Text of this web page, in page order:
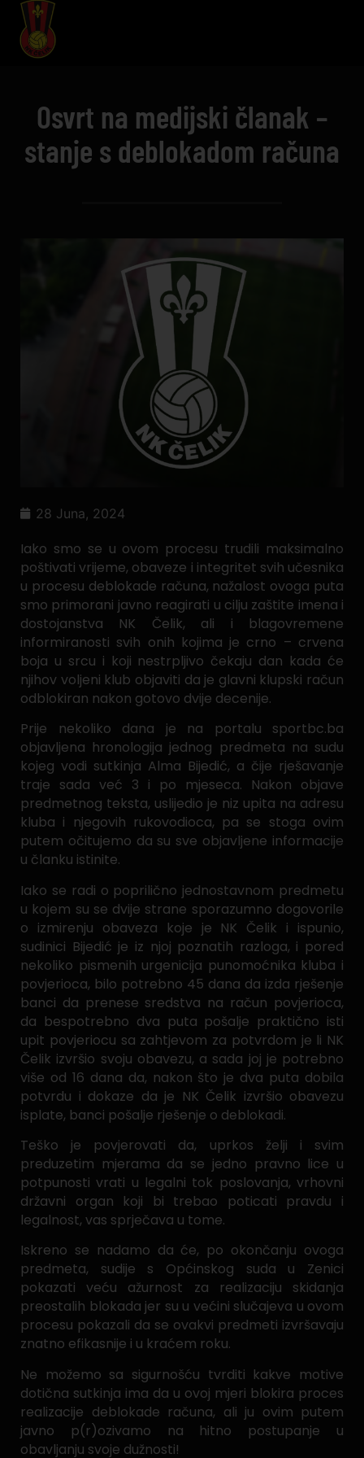
Osvrt na medijski članak –
stanje s deblokadom računa
28 Juna, 2024
Iako smo se u ovom procesu trudili maksimalno
poštivati vrijeme, obaveze i integritet svih učesnika
u procesu deblokade računa, nažalost ovoga puta
smo primorani javno reagirati u cilju zaštite imena i
dostojanstva NK Čelik, ali i blagovremene
informiranosti svih onih kojima je crno – crvena
boja u srcu i koji nestrpljivo čekaju dan kada će
njihov voljeni klub objaviti da je glavni klupski račun
odblokiran nakon gotovo dvije decenije.
Prije nekoliko dana je na portalu sportbc.ba
objavljena hronologija jednog predmeta na sudu
kojeg vodi sutkinja Alma Bijedić, a čije rješavanje
traje sada već 3 i po mjeseca. Nakon objave
predmetnog teksta, uslijedio je niz upita na adresu
kluba i njegovih rukovodioca, pa se stoga ovim
putem očitujemo da su sve objavljene informacije
u članku istinite.
Iako se radi o poprilično jednostavnom predmetu
u kojem su se dvije strane sporazumno dogovorile
o izmirenju obaveza koje je NK Čelik i ispunio,
sudinici Bijedić je iz njoj poznatih razloga, i pored
nekoliko pismenih urgenicija punomoćnika kluba i
povjerioca, bilo potrebno 45 dana da izda rješenje
banci da prenese sredstva na račun povjerioca,
da bespotrebno dva puta pošalje praktično isti
upit povjeriocu sa zahtjevom za potvrdom je li NK
Čelik izvršio svoju obavezu, a sada joj je potrebno
više od 16 dana da, nakon što je dva puta dobila
potvrdu i dokaze da je NK Čelik izvršio obavezu
isplate, banci pošalje rješenje o deblokadi.
Teško je povjerovati da, uprkos želji i svim
preduzetim mjerama da se jedno pravno lice u
potpunosti vrati u legalni tok poslovanja, vrhovni
državni organ koji bi trebao poticati pravdu i
legalnost, vas sprječava u tome.
Iskreno se nadamo da će, po okončanju ovoga
predmeta, sudije s Općinskog suda u Zenici
pokazati veću ažurnost za realizaciju skidanja
preostalih blokada jer su u većini slučajeva u ovom
procesu pokazali da se ovakvi predmeti izvršavaju
znatno efikasnije i u kraćem roku.
Ne možemo sa sigurnošću tvrditi kakve motive
dotična sutkinja ima da u ovoj mjeri blokira proces
realizacije deblokade računa, ali ju ovim putem
javno p(r)ozivamo na hitno postupanje u
obavljanju svoje dužnosti!